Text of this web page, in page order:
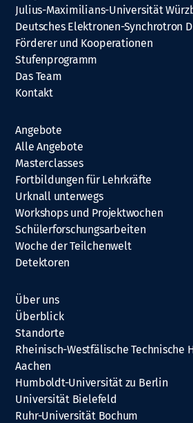
Julius-Maximilians-Universität
Deutsches Elektronen-Synchrotron
Förderer und Kooperationen
Stufenprogramm
Das Team
Kontakt
Angebote
Alle Angebote
Masterclasses
Fortbildungen für Lehrkräfte
Urknall unterwegs
Workshops und Projektwochen
Schülerforschungsarbeiten
Woche der Teilchenwelt
Detektoren
Über uns
Überblick
Standorte
Rheinisch-Westfälische Technische
Aachen
Humboldt-Universität zu Berlin
Universität Bielefeld
Ruhr-Universität Bochum